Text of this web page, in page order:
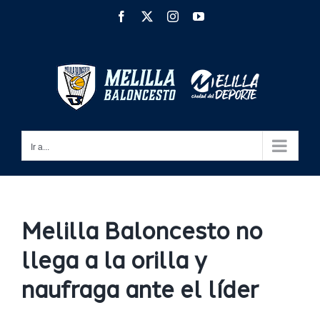
Facebook InstagramYouTube
Ir a...
Melilla Baloncesto no
llega a la orilla y
naufraga ante el líder